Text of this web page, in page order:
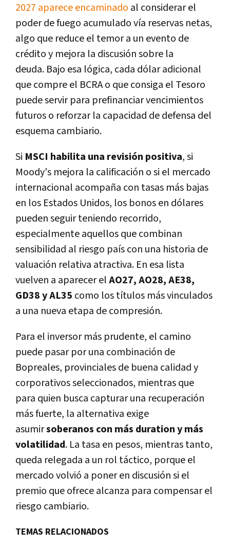
2027 aparece encaminado al considerar el
poder de fuego acumulado vía reservas netas,
algo que reduce el temor a un evento de
crédito y mejora la discusión sobre la
deuda. Bajo esa lógica, cada dólar adicional
que compre el BCRA o que consiga el Tesoro
puede servir para prefinanciar vencimientos
futuros o reforzar la capacidad de defensa del
esquema cambiario.
Si MSCI habilita una revisión positiva, si
Moody's mejora la calificación o si el mercado
internacional acompaña con tasas más bajas
en los Estados Unidos, los bonos en dólares
pueden seguir teniendo recorrido,
especialmente aquellos que combinan
sensibilidad al riesgo país con una historia de
valuación relativa atractiva. En esa lista
vuelven a aparecer elAO27, AO28, AE38,
GD38 y AL35 como los títulos más vinculados
a una nueva etapa de compresión.
Para el inversor más prudente, el camino
puede pasar por una combinación de
Bopreales, provinciales de buena calidad y
corporativos seleccionados, mientras que
para quien busca capturar una recuperación
más fuerte, la alternativa exige
asumirsoberanos con más duration y más
volatilidad. La tasa en pesos, mientras tanto,
queda relegada a un rol táctico, porque el
mercado volvió a poner en discusión si el
premio que ofrece alcanza para compensar el
riesgo cambiario.
TEMAS RELACIONADOS